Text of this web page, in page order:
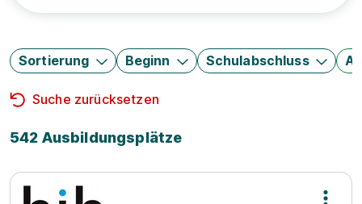
Sortierung Beginn Schulabschluss
Suche zurücksetzen
542 Ausbildungsplätze